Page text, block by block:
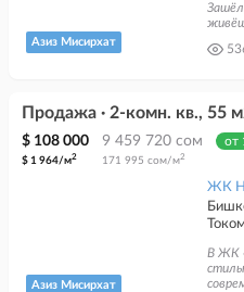
Азиз Мисирхат
Продажа · 2-комн. кв., 55
$ 108 000 9 459 720 сом от
$ 1 964/м2 171 995 сом/м2
Азиз Мисирхат
ЖК
В ЖК